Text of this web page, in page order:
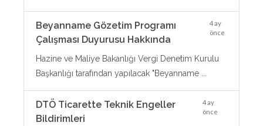
Beyanname Gözetim Programı
Çalışması Duyurusu Hakkında
4 ay
önce
Hazine ve Maliye Bakanlığı Vergi Denetim Kurulu
Başkanlığı tarafından yapılacak "Beyanname ...
DTÖ Ticarette Teknik Engeller
Bildirimleri
4 ay
önce